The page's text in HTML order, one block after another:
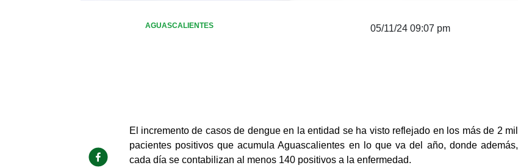
AGUASCALIENTES 05/11/24 09:07 pm
El incremento de casos de dengue en la entidad se ha visto reflejado en los más de 2 mil
pacientes positivos que acumula Aguascalientes en lo que va del año, donde además,
cada día se contabilizan al menos 140 positivos a la enfermedad.